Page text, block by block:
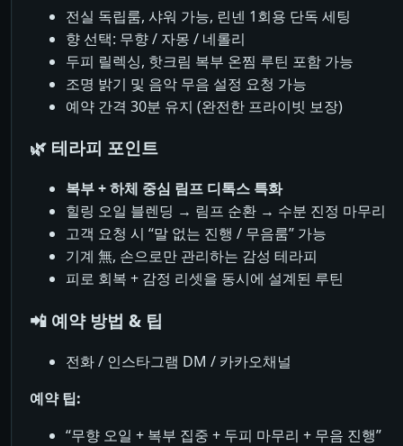
전실 독립룸, 샤워 가능, 린넨 1회용 단독 세팅
향 선택: 무향 / 자몽 / 네롤리
두피 릴렉싱, 핫크림 복부 온찜 루틴 포함 가능
조명 밝기 및 음악 무음 설정 요청 가능
예약 간격 30분 유지 (완전한 프라이빗 보장)
🌿 테라피 포인트
복부 + 하체 중심 림프 디톡스 특화
힐링 오일 블렌딩 → 림프 순환 → 수분 진정 마무리
고객 요청 시 “말 없는 진행 / 무음룸” 가능
기계 無, 손으로만 관리하는 감성 테라피
피로 회복 + 감정 리셋을 동시에 설계된 루틴
📲 예약 방법 & 팁
전화 / 인스타그램 DM / 카카오채널
예약 팁:
“무향 오일 + 복부 집중 + 두피 마무리 + 무음 진행”